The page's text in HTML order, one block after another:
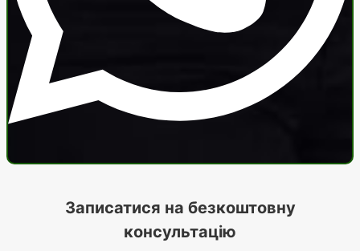
Записатися на безкоштовну
консультацію